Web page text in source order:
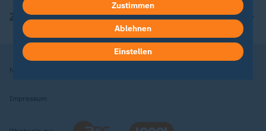
ZDFheute Apps
Nutzungsbedingungen
Impressum
in deinen Einstellungen widerrufen oder ändern.
Hier findest du das Impressum.
Weitere Informationen findest du in unserer
Datenschutzerklärung.
Zustimmen
Ablehnen
Einstellen